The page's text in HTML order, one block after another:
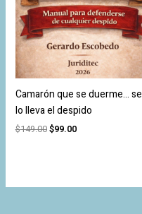
Camarón que se duerme… se
lo lleva el despido
$149.00$99.00